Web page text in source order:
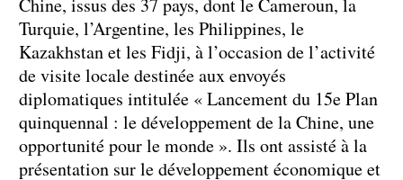
Chine, issus des 37 pays, dont le Cameroun, la
Turquie, l’Argentine, les Philippines, le
Kazakhstan et les Fidji, à l’occasion de l’activité
de visite locale destinée aux envoyés
diplomatiques intitulée « Lancement du 15e Plan
quinquennal : le développement de la Chine, une
opportunité pour le monde ». Ils ont assisté à la
présentation sur le développement économique et